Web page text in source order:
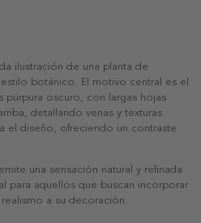
ilustración de una planta de
botánico. El motivo central es el
oscuro, con largas hojas
detallando venas y texturas
el diseño, ofreciendo un contraste
una sensación natural y refinada.
para aquellos que buscan incorporar
a su decoración.